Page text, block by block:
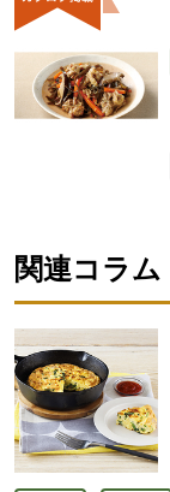
関連コラム